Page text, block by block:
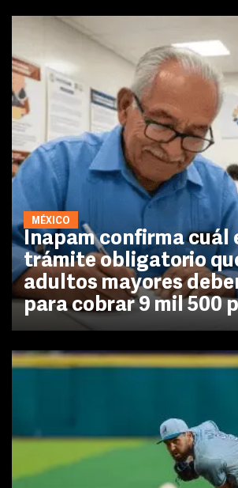
MÉXICO
Inapam confirma cuál
trámite obligatorio
adultos mayores
para cobrar 9 mil 500